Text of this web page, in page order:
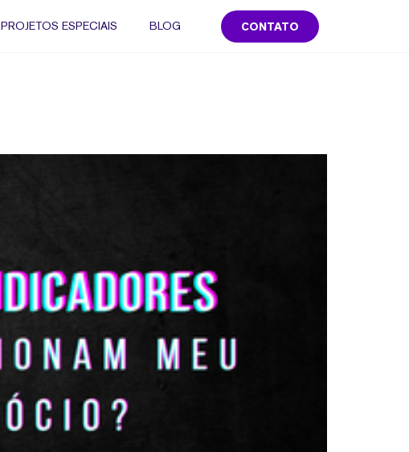
PROJETOS ESPECIAIS BLOG CONTATO